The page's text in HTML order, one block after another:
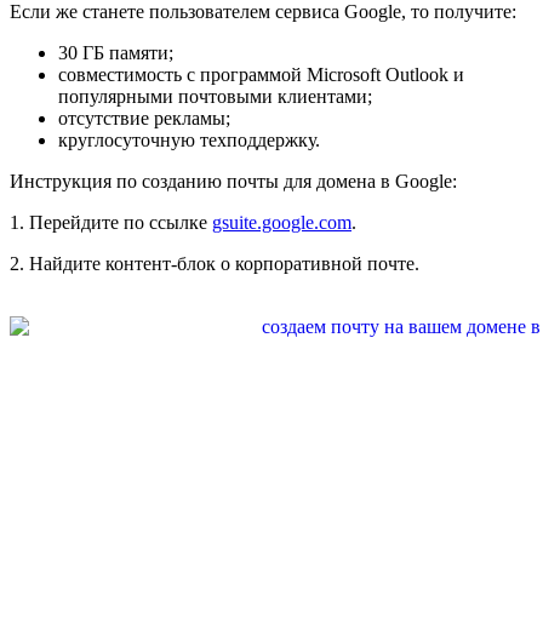
Если же станете пользователем сервиса Google, то получите:
30 ГБ памяти;
совместимость с программой Microsoft Outlook и
популярными почтовыми клиентами;
отсутствие рекламы;
круглосуточную техподдержку.
Инструкция по созданию почты для домена в Google:
1. Перейдите по ссылке gsuite.google.com.
2. Найдите контент-блок о корпоративной почте.